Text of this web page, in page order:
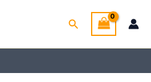
Rechercher